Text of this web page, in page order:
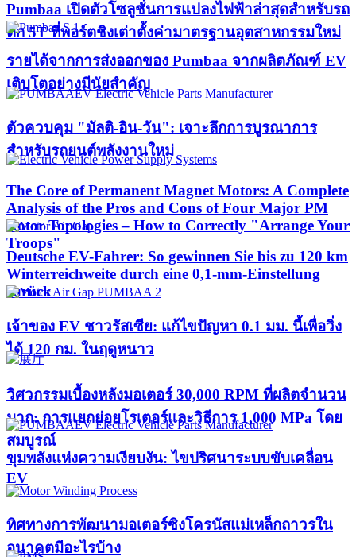
Pumbaa เปิดตัวโซลูชั่นการแปลงไฟฟ้าล่าสุดสำหรับรถ
ตัก 5T ที่พอร์ตชิงเต่าตั้งค่ามาตรฐานอุตสาหกรรมใหม่
รายได้จากการส่งออกของ Pumbaa จากผลิตภัณฑ์ EV
เติบโตอย่างมีนัยสำคัญ
ตัวควบคุม "มัลติ-อิน-วัน": เจาะลึกการบูรณาการ
สำหรับรถยนต์พลังงานใหม่
The Core of Permanent Magnet Motors: A Complete
Analysis of the Pros and Cons of Four Major PM
Rotor Topologies – How to Correctly "Arrange Your
Troops"
Deutsche EV-Fahrer: So gewinnen Sie bis zu 120 km
Winterreichweite durch eine 0,1-mm-Einstellung
zurück
เจ้าของ EV ชาวรัสเซีย: แก้ไขปัญหา 0.1 มม. นี้เพื่อวิ่ง
ได้ 120 กม. ในฤดูหนาว
วิศวกรรมเบื้องหลังมอเตอร์ 30,000 RPM ที่ผลิตจำนวน
มาก: การแยกย่อยโรเตอร์และวิธีการ 1,000 MPa โดย
สมบูรณ์
ขุมพลังแห่งความเงียบงัน: ไขปริศนาระบบขับเคลื่อน
EV
ทิศทางการพัฒนามอเตอร์ซิงโครนัสแม่เหล็กถาวรใน
อนาคตมีอะไรบ้าง